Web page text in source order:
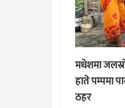
मधेशमा
हाते पम्पमा
ठहर